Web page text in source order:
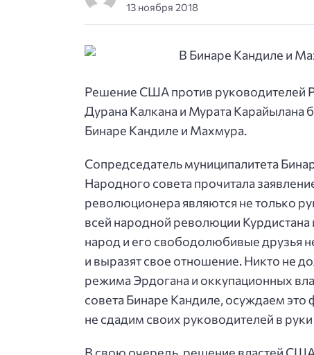
13 ноября 2018
Решение США против руководителей
Дурана Калкана и Мурата Карайылана
Бинаре Кандиле и Махмура.
Сопредседатель муниципалитета
Народного совета прочитала
революционера являются не только
всей народной революции
народ и его свободолюбивые друзья
и выразят свое отношение. Никто не
режима Эрдогана и оккупационных
совета Бинаре Кандиле, осуждаем
не сдадим своих руководителей в